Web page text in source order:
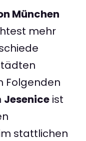
München
mehr
Folgenden
Jesenice ist
stattlichen